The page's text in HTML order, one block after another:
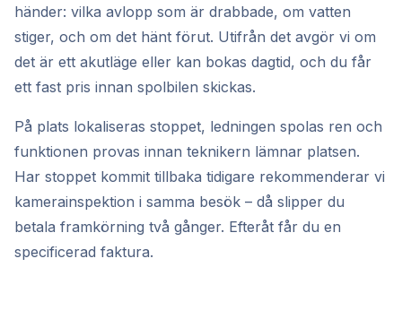
händer: vilka avlopp som är drabbade, om vatten
stiger, och om det hänt förut. Utifrån det avgör vi om
det är ett akutläge eller kan bokas dagtid, och du får
ett fast pris innan spolbilen skickas.
På plats lokaliseras stoppet, ledningen spolas ren och
funktionen provas innan teknikern lämnar platsen.
Har stoppet kommit tillbaka tidigare rekommenderar vi
kamerainspektion i samma besök – då slipper du
betala framkörning två gånger. Efteråt får du en
specificerad faktura.